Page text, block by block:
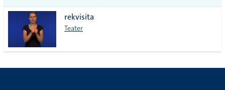
alla i
lista
rekvisita
Teater